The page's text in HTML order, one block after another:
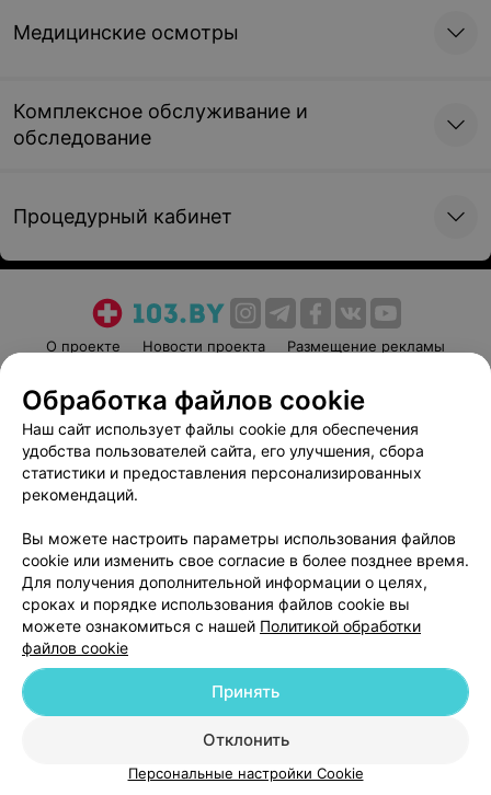
Медицинские осмотры
Комплексное обслуживание и
обследование
Процедурный кабинет
О проекте Новости проекта
Размещение рекламы
Пользовательское соглашение
Способы оплаты
Вакансии
Партнеры
Написать руководителю 103.by
Обработка персональных данных
© 2026 ООО «Артокс Лаб», УНП 191700409
| 220012, Республика Беларусь,
г. Минск, улица Толбухина, 2, пом. 16 | help@103.by
Служба поддержки +375 291212755
Обработка файлов cookie
Наш сайт использует файлы cookie для обеспечения
удобства пользователей сайта, его улучшения, сбора
статистики и предоставления персонализированных
рекомендаций.
Вы можете настроить параметры использования файлов
cookie или изменить свое согласие в более позднее время.
Для получения дополнительной информации о целях,
сроках и порядке использования файлов cookie вы
можете ознакомиться с нашей Политикой обработки
файлов cookie
Отклонить
Принять
Персональные настройки Cookie